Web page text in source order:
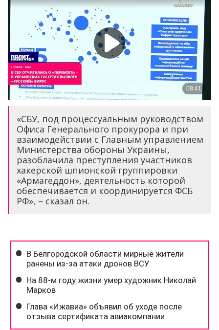
«СБУ, под процессуальным руководством
Офиса Генерального прокурора и при
взаимодействии с Главным управлением
Министерства обороны Украины,
разоблачила преступления участников
хакерской шпионской группировки
«Армагеддон», деятельность которой
обеспечивается и координируется ФСБ
РФ», – сказал он.